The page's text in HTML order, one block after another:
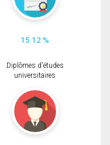
15.12 %
Diplômes d'études
universitaires